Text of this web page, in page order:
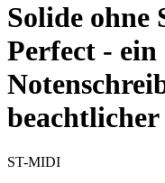
Solide ohne
Perfect -
ST-MIDI